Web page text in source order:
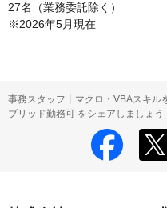
27名（業務委託除く）
※2026年5月現在
事務スタッフ丨マクロ・VBAスキル
ブリッド勤務可 をシェアしましょう